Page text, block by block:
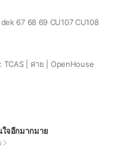
67 68 69 CU107 CU108
| ค่าย | OpenHouse
จอีกมากมาย